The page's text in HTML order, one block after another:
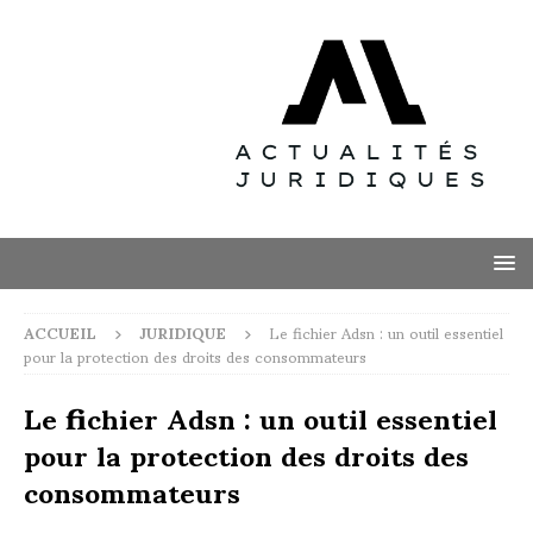
ACCUEIL JURIDIQUE Le fichier Adsn : un outil essentiel
pour la protection des droits des consommateurs
Le fichier Adsn : un outil essentiel
pour la protection des droits des
consommateurs